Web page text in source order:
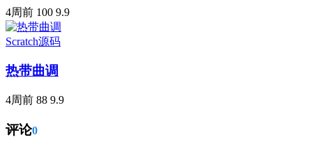
4周前 100 9.9
Scratch源码
热带曲调
4周前 88 9.9
评论0